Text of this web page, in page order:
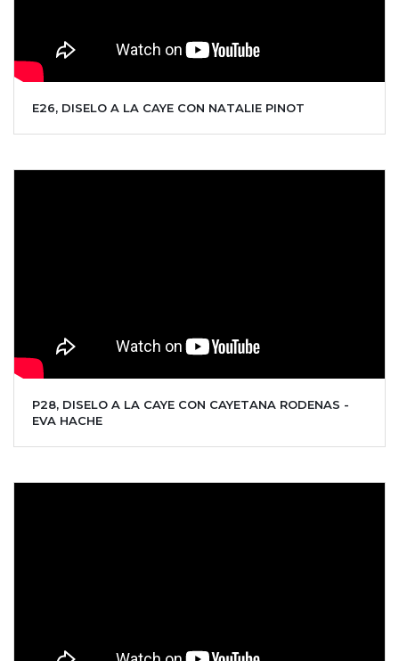
E26, DISELO A LA CAYE CON NATALIE PINOT
P28, DISELO A LA CAYE CON CAYETANA RODENAS -
EVA HACHE